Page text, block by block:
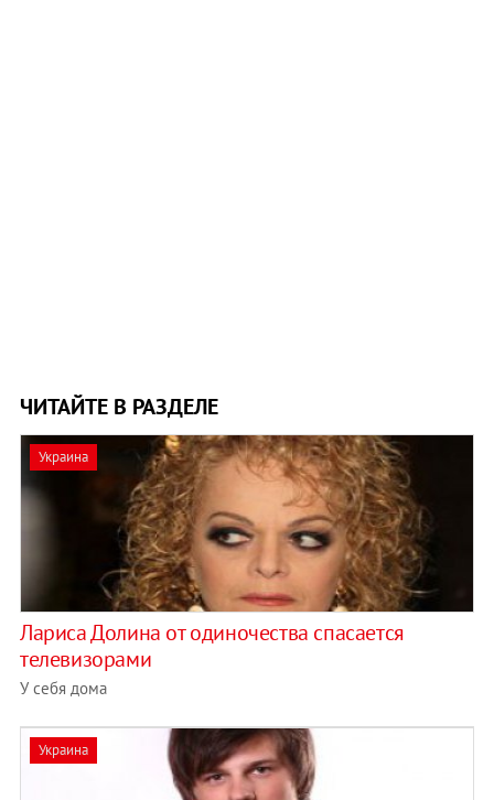
ЧИТАЙТЕ В РАЗДЕЛЕ
Украина
Лариса Долина от одиночества спасается
телевизорами
У себя дома
Украина